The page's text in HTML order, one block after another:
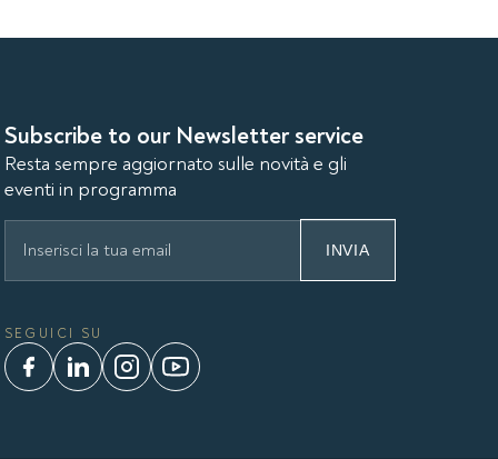
Subscribe to our Newsletter service
Resta sempre aggiornato sulle novità e gli
eventi in programma
INVIA
SEGUICI SU